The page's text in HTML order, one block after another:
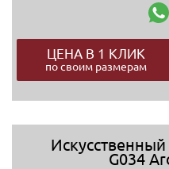
ЦЕНА В 1 КЛИК
по своим размерам
G034